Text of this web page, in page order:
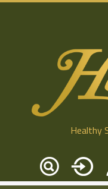
Healthy